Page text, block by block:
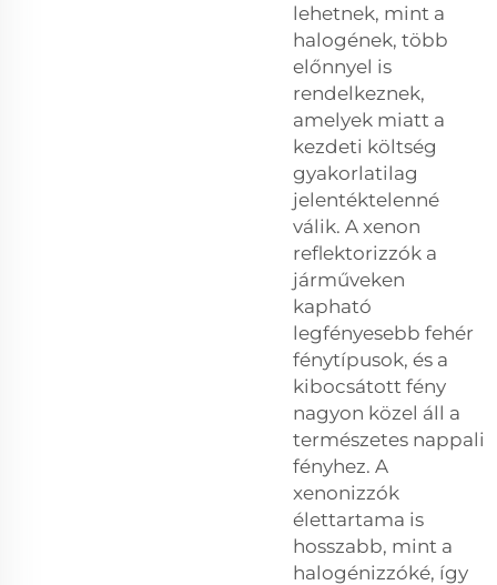
lehetnek, mint a
halogének, több
előnnyel is
rendelkeznek,
amelyek miatt a
kezdeti költség
gyakorlatilag
jelentéktelenné
válik. A xenon
reflektorizzók a
járműveken
kapható
legfényesebb fehér
fénytípusok, és a
kibocsátott fény
nagyon közel áll a
természetes nappali
fényhez. A
xenonizzók
élettartama is
hosszabb, mint a
halogénizzóké, így